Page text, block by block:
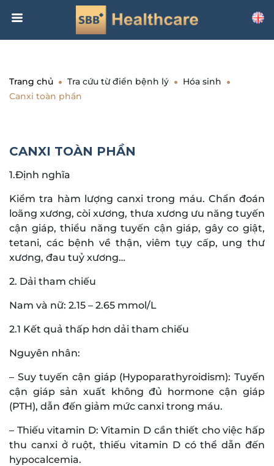
Trang chủ Tra cứu từ điển bệnh lý
Hóa sinh
Canxi toàn phần
CANXI TOÀN PHẦN
1.Định nghĩa
Kiểm tra hàm lượng canxi trong máu. Chẩn đoán
loãng xương, còi xương, thưa xương ưu năng tuyến
cận giáp, thiểu năng tuyến cận giáp, gây co giật,
tetani, các bệnh về thận, viêm tụy cấp, ung thư
xương, đau tuỷ xương…
2. Dải tham chiếu
Nam và nữ: 2.15 – 2.65 mmol/L
2.1 Kết quả thấp hơn dải tham chiếu
Nguyên nhân:
– Suy tuyến cận giáp (Hypoparathyroidism): Tuyến
cận giáp sản xuất không đủ hormone cận giáp
(PTH), dẫn đến giảm mức canxi trong máu.
– Thiếu vitamin D: Vitamin D cần thiết cho việc hấp
thu canxi ở ruột, thiếu vitamin D có thể dẫn đến
hypocalcemia.